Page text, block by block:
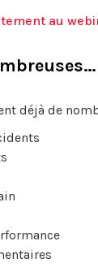
au
déjà de